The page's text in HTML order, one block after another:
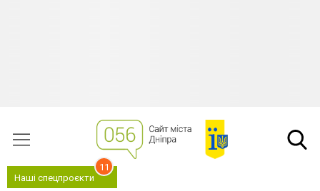
Наші спецпроєкти
11